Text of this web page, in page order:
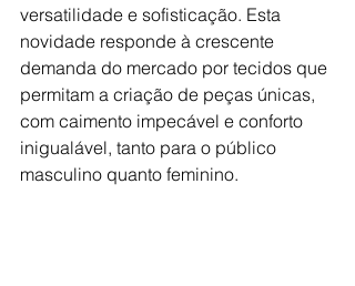
versatilidade e sofisticação. Esta
novidade responde à crescente
demanda do mercado por tecidos que
permitam a criação de peças únicas,
com caimento impecável e conforto
inigualável, tanto para o público
masculino quanto feminino.